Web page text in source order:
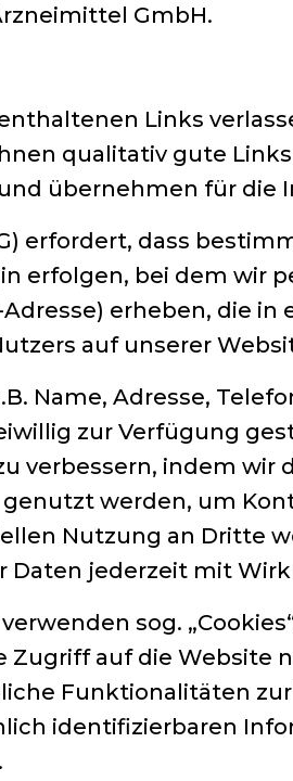
GmbH.
Links
qualitativ gute
übernehmen für die
erfordert, dass
erfolgen, bei dem wir
erheben, die
auf unserer
Name, Adresse,
zur Verfügung
verbessern, indem wir
werden, um
Nutzung an Dritte
Daten jederzeit mit
sog.
Zugriff auf die Website
Funktionalitäten
identifizierbaren